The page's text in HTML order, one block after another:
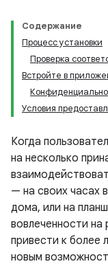
Содержание
Процесс установки
Проверка
Встройте в
Условия
Когда
на несколько
— на своих часах
дома, или на
вовлеченности
привести к более
новым